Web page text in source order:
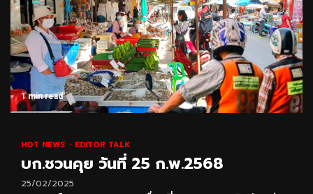
1 min read
HOT NEWS EDITOR TALK
บก.ชวนคุย วันที่ 25 ก.พ.2568
25/02/2025